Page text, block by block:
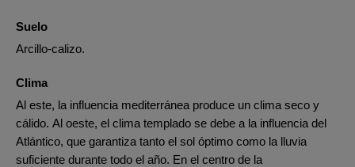
Suelo
Arcillo-calizo.
Clima
Al este, la influencia mediterránea produce un clima seco y
cálido. Al oeste, el clima templado se debe a la influencia del
Atlántico, que garantiza tanto el sol óptimo como la lluvia
suficiente durante todo el año. En el centro de la